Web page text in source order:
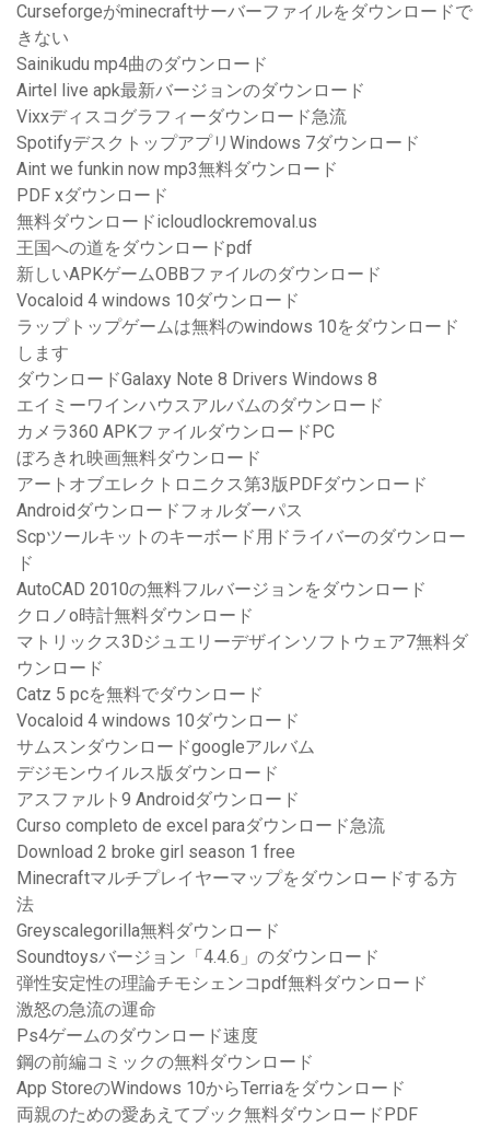
Curseforgeがminecraftサーバーファイルをダウンロードで
きない
Sainikudu mp4曲のダウンロード
Airtel live apk最新バージョンのダウンロード
Vixxディスコグラフィーダウンロード急流
SpotifyデスクトップアプリWindows 7ダウンロード
Aint we funkin now mp3無料ダウンロード
PDF xダウンロード
無料ダウンロードicloudlockremoval.us
王国への道をダウンロードpdf
新しいAPKゲームOBBファイルのダウンロード
Vocaloid 4 windows 10ダウンロード
ラップトップゲームは無料のwindows 10をダウンロード
します
ダウンロードGalaxy Note 8 Drivers Windows 8
エイミーワインハウスアルバムのダウンロード
カメラ360 APKファイルダウンロードPC
ぼろきれ映画無料ダウンロード
アートオブエレクトロニクス第3版PDFダウンロード
Androidダウンロードフォルダーパス
Scpツールキットのキーボード用ドライバーのダウンロー
ド
AutoCAD 2010の無料フルバージョンをダウンロード
クロノo時計無料ダウンロード
マトリックス3Dジュエリーデザインソフトウェア7無料ダ
ウンロード
Catz 5 pcを無料でダウンロード
Vocaloid 4 windows 10ダウンロード
サムスンダウンロードgoogleアルバム
デジモンウイルス版ダウンロード
アスファルト9 Androidダウンロード
Curso completo de excel paraダウンロード急流
Download 2 broke girl season 1 free
Minecraftマルチプレイヤーマップをダウンロードする方
法
Greyscalegorilla無料ダウンロード
Soundtoysバージョン「4.4.6」のダウンロード
弾性安定性の理論チモシェンコpdf無料ダウンロード
激怒の急流の運命
Ps4ゲームのダウンロード速度
鋼の前編コミックの無料ダウンロード
App StoreのWindows 10からTerriaをダウンロード
両親のための愛あえてブック無料ダウンロードPDF